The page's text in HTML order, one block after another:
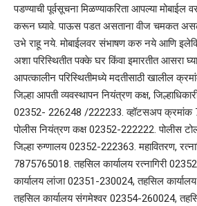
पडण्याची पूर्वसूचना मिळण्याकरिता आपल्या मोबाईल
करून घ्यावे. पाऊस पडत असताना वीज चमकत
उभे राहू नये. मोबाईलवर संभाषण करु नये आणि
अशा परिस्थितीत पक्के घर किंवा इमारतीत आसरा
आपत्कालीन परिस्थितीमध्ये मदतीसाठी खालील
जिल्हा आपती व्यवस्थापन नियंत्रण कक्ष, जिल्हाधिकारी
02352- 226248 /222233. व्हॉटसअप क्रमांक
पोलीस नियंत्रण कक्ष 02352-222222. पोलीस
जिल्हा रुग्णालय 02352-222363. महावितरण,
7875765018. तहसिल कार्यालय रत्नागिरी
कार्यालय लांजा 02351-230024, तहसिल
तहसिल कार्यालय संगमेश्वर 02354-260024,